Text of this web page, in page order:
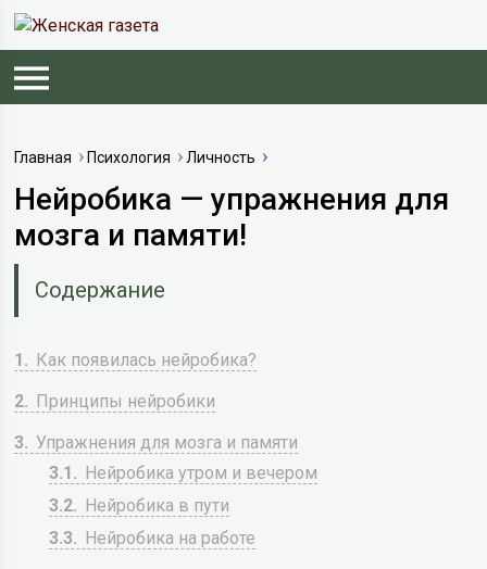
Главная Психология Личность
Нейробика — упражнения для
мозга и памяти!
Содержание
1
Как появилась нейробика?
2
Принципы нейробики
3
Упражнения для мозга и памяти
3.1
Нейробика утром и вечером
3.2
Нейробика в пути
3.3
Нейробика на работе